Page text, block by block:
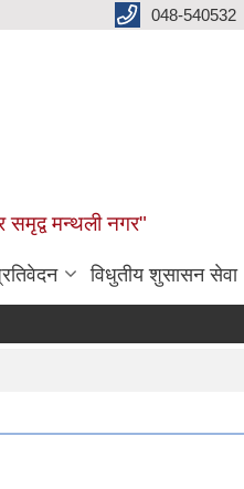
048-540532
समृद्व मन्थली नगर"
विधुतीय शुसासन सेवा